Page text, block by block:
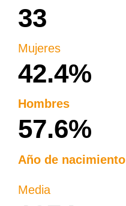
33
Mujeres
42.4%
Hombres
57.6%
Año de nacimiento
Media